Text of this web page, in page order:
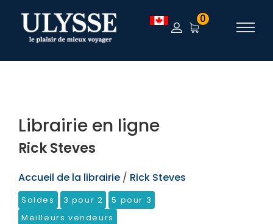
TEST 0
Librairie en ligne
Rick Steves
Accueil de la librairie / Rick Steves
Soldes 3 pour 2
5 pour 3
Meilleurs vendeurs